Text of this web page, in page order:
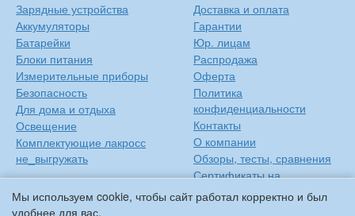
Мы используем cookie, чтобы сайт работал корректно и был
удобнее для вас.
Зарядные устройства
Аккумуляторы
Батарейки
Блоки питания
Измерительные приборы
Безопасность
Для дома и отдыха
Освещение
Комплектующие лакросс
не_выгружать
Доставка и оплата
Гарантии
Юр. лицам
Распродажа
Оферта
Политика
конфиденциальности
Контакты
О компании
Обзоры, тесты, сравнения
Сертификаты на
продукцию
Инструкции на русском